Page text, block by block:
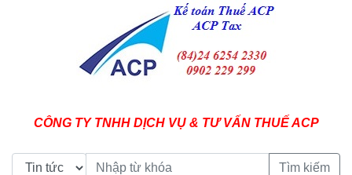
CÔNG TY TNHH DỊCH VỤ & TƯ VẤN THUẾ ACP
Tìm kiếm